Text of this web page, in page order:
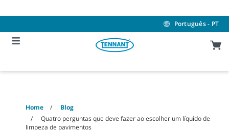
to
to
menu
Português - PT
Home
Blog
Quatro perguntas que deve fazer ao escolher um líquido de
limpeza de pavimentos